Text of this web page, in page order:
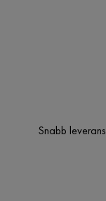
Snabb leverans